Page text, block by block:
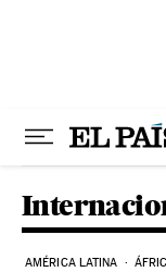
AMÉRICA LATINA